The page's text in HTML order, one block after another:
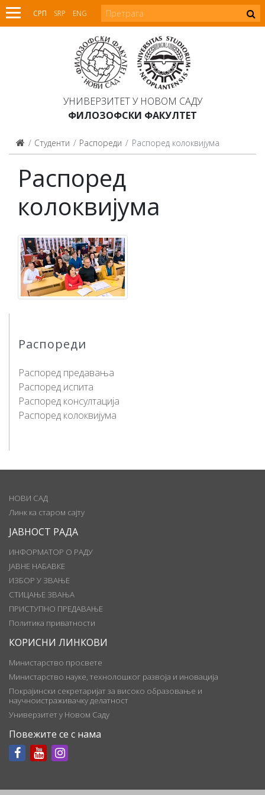
СРП SRP ENG
УНИВЕРЗИТЕТ У НОВОМ САДУ
ФИЛОЗОФСКИ ФАКУЛТЕТ
Студенти Распореди Распоред колоквијума
Распореди
Распоред предавања
Распоред испита
Распоред консултација
Распоред колоквијума
Распоред
колоквијума
НОВИ САД
Линк ка старом сајту
ЈАВНОСТ РАДА
ИНФОРМАТОР О РАДУ
ЈАВНЕ НАБАВКЕ
ИЗБОР У ЗВАЊЕ
СТИЦАЊЕ ЗВАЊА
ПРИСТУПНО ПРЕДАВАЊЕ
Политика приватности
КОРИСНИ ЛИНКОВИ
Министарство просвете
Министарство науке, технолошког развоја и иновација
Покрајински секретаријат за високо образовање и
научноистраживачку делатност
Универзитет у Новом Саду
Повежите се с нама